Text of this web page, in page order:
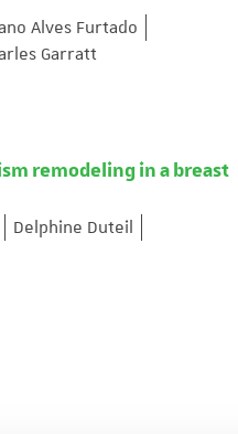
Alves Furtado
Garratt
remodeling in a breast
Delphine Duteil